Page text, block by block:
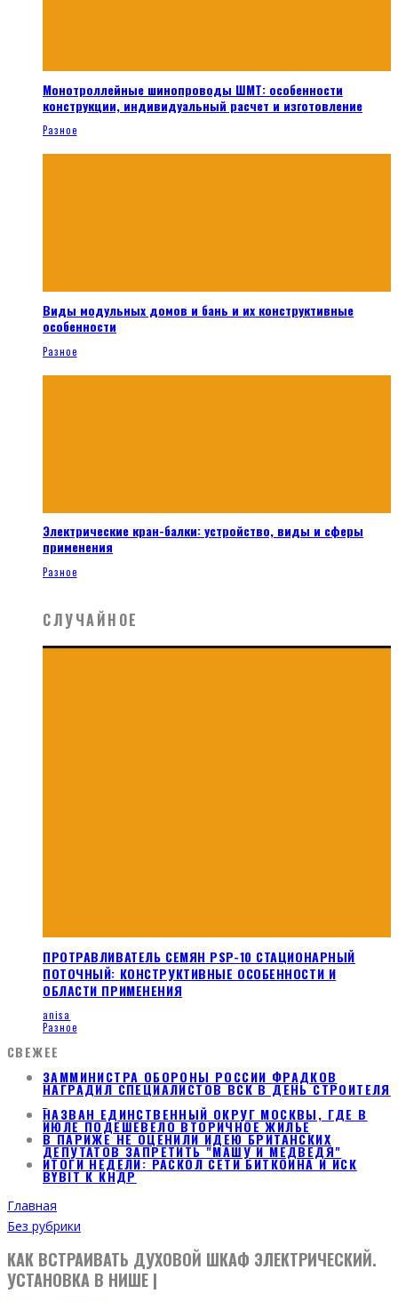
Монотроллейные шинопроводы ШМТ: особенности
конструкции, индивидуальный расчет и изготовление
Разное
Виды модульных домов и бань и их конструктивные
особенности
Разное
Электрические кран-балки: устройство, виды и сферы
применения
Разное
СЛУЧАЙНОЕ
ПРОТРАВЛИВАТЕЛЬ СЕМЯН PSP-10 СТАЦИОНАРНЫЙ
ПОТОЧНЫЙ: КОНСТРУКТИВНЫЕ ОСОБЕННОСТИ И
ОБЛАСТИ ПРИМЕНЕНИЯ
anisa
Разное
СВЕЖЕЕ
ЗАММИНИСТРА ОБОРОНЫ РОССИИ ФРАДКОВ
НАГРАДИЛ СПЕЦИАЛИСТОВ ВСК В ДЕНЬ СТРОИТЕЛЯ
НАЗВАН ЕДИНСТВЕННЫЙ ОКРУГ МОСКВЫ, ГДЕ В
ИЮЛЕ ПОДЕШЕВЕЛО ВТОРИЧНОЕ ЖИЛЬЕ
В ПАРИЖЕ НЕ ОЦЕНИЛИ ИДЕЮ БРИТАНСКИХ
ДЕПУТАТОВ ЗАПРЕТИТЬ "МАШУ И МЕДВЕДЯ"
ИТОГИ НЕДЕЛИ: РАСКОЛ СЕТИ БИТКОИНА И ИСК
BYBIT К КНДР
Главная
Без рубрики
КАК ВСТРАИВАТЬ ДУХОВОЙ ШКАФ ЭЛЕКТРИЧЕСКИЙ.
УСТАНОВКА В НИШЕ |